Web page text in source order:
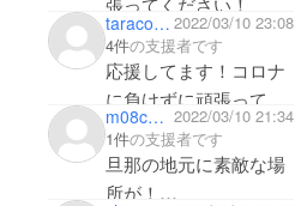
taraco_nyanco 2022/03/10 23:08
4件の支援者です
応援してます！コロナ
に負けずに頑張ってく
ださい！
m08c224j 2022/03/10 21:34
1件の支援者です
旦那の地元に素敵な場
所が！